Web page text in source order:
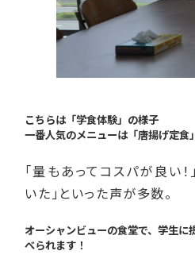
こちらは「学食体験」の様子
一番人気のメニューは「唐揚げ定食
「量もあってコスパが良い
いた」といった声が多数。
オーシャンビューの食堂で、学生に
べられます！